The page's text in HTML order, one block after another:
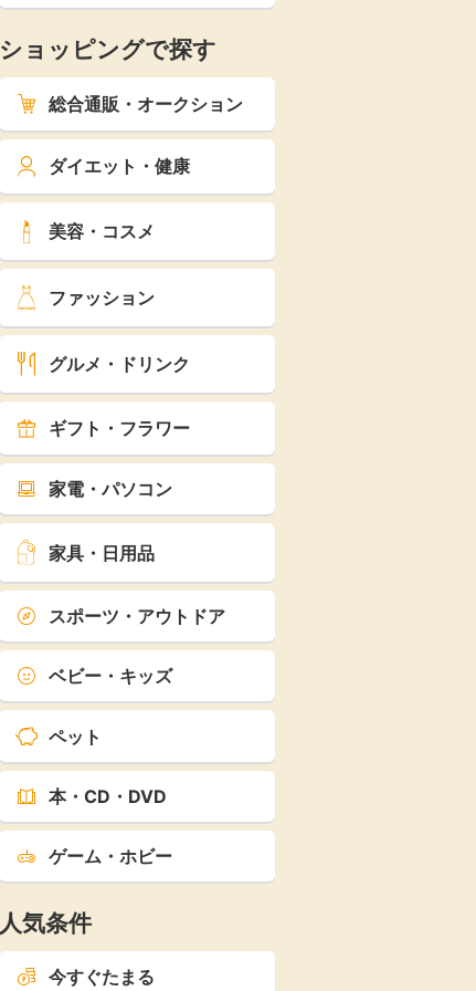
ショッピングで探す
総合通販・オークション
ダイエット・健康
美容・コスメ
ファッション
グルメ・ドリンク
ギフト・フラワー
家電・パソコン
家具・日用品
スポーツ・アウトドア
ベビー・キッズ
ペット
本・CD・DVD
ゲーム・ホビー
人気条件
今すぐたまる